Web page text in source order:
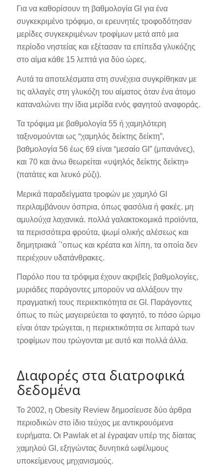
Για να καθορίσουν τη βαθμολογία GI για ένα
συγκεκριμένο τρόφιμο, οι ερευνητές τροφοδότησαν
μερίδες συγκεκριμένων τροφίμων μετά από μια
περίοδο νηστείας και εξέτασαν τα επίπεδα γλυκόζης
στο αίμα κάθε 15 λεπτά για δύο ώρες.
Αυτά τα αποτελέσματα στη συνέχεια συγκρίθηκαν με
τις αλλαγές στη γλυκόζη του αίματος όταν ένα άτομο
καταναλώνει την ίδια μερίδα ενός φαγητού αναφοράς.
Τα τρόφιμα με βαθμολογία 55 ή χαμηλότερη
ταξινομούνται ως “χαμηλός δείκτης δείκτη”,
βαθμολογία 56 έως 69 είναι “μεσαίο GI” (μπανάνες),
και 70 και άνω θεωρείται «υψηλός δείκτης δείκτη»
(πατάτες και λευκό ρύζι).
Μερικά παραδείγματα τροφών με χαμηλό GI
περιλαμβάνουν όσπρια, όπως φασόλια ή φακές. μη
αμυλούχα λαχανικά. πολλά γαλακτοκομικά προϊόντα,
τα περισσότερα φρούτα, ψωμί ολικής αλέσεως και
δημητριακά ΄’οπως και κρέατα και λίπη, τα οποία δεν
περιέχουν υδατάνθρακες.
Παρόλο που τα τρόφιμα έχουν ακριβείς βαθμολογίες,
μυριάδες παράγοντες μπορούν να αλλάξουν την
πραγματική τους περιεκτικότητα σε GI. Παράγοντες
όπως το πώς μαγειρεύεται το φαγητό, το πόσο ώριμο
είναι όταν τρώγεται, η περιεκτικότητα σε λιπαρά των
τροφίμων που τρώγονται με αυτό και πολλά άλλα.
Διαφορές στα διατροφικά
δεδομένα
Το 2002, η Obesity Review δημοσίευσε δύο άρθρα
περιοδικών στο ίδιο τεύχος με αντικρουόμενα
ευρήματα. Οι Pawlak et al έγραψαν υπέρ της δίαιτας
χαμηλού GI, εξηγώντας δυνητικά ωφέλιμους
υποκείμενους μηχανισμούς.